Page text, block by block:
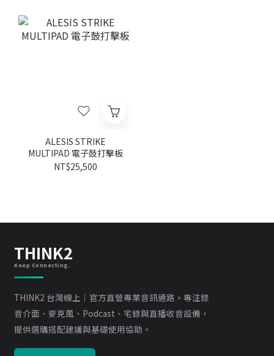
ALESIS STRIKE
MULTIPAD 電子鼓打擊板
NT$25,500
THINK2
Keep Connecting.
THINK2 台灣線上｜官方直營專業音訊通路。專注錄
音介面、麥克風、Podcast、宅錄與直播收音設備，
提供選購搭配建議與基礎使用協助。